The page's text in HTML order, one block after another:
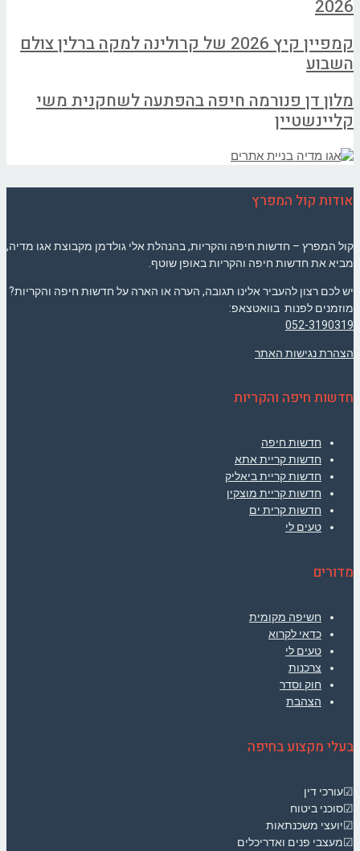
2026
קמפיין קיץ 2026 של קרולינה למקה ברלין צולם
השבוע
מלון דן פנורמה חיפה בהפתעה לשחקנית משי
קליינשטיין
אודות קול המפרץ
קול המפרץ – חדשות חיפה והקריות, בהנהלת אלי גולדמן מקבוצת אגו מדיה,
מביא את חדשות חיפה והקריות באופן שוטף.
יש לכם רצון להעביר אלינו תגובה, הערה או הארה על חדשות חיפה והקריות?
מוזמנים לפנות בוואטצאפ:
052-3190319
הצהרת נגישות האתר
חדשות חיפה והקריות
חדשות חיפה
חדשות קריית אתא
חדשות קריית ביאליק
חדשות קריית מוצקין
חדשות קרית ים
טעים לי
מדורים
חשיפה מקומית
כדאי לקרוא
טעים לי
צרכנות
חוק וסדר
הצהבת
בעלי מקצוע בחיפה
☑עורכי דין
☑סוכני ביטוח
☑יועצי משכנתאות
☑מעצבי פנים ואדריכלים